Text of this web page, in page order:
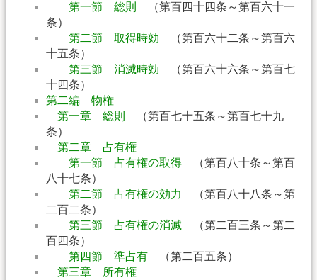
第一節 総則
（第百四十四条～第百六十一
条）
第二節 取得時効 （第百六十二条～第百六
十五条）
第三節 消滅時効 （第百六十六条～第百七
十四条）
第二編 物権
第一章 総則
（第百七十五条～第百七十九
条）
第二章 占有権
第一節 占有権の取得 （第百八十条～第百
八十七条）
第二節 占有権の効力
（第百八十八条～第
二百二条）
第三節 占有権の消滅 （第二百三条～第二
百四条）
第四節 準占有 （第二百五条）
第三章 所有権